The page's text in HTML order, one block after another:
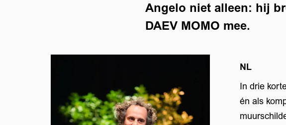
Angelo niet alleen: hij
DAEV MOMO mee.
NL
In drie
én als